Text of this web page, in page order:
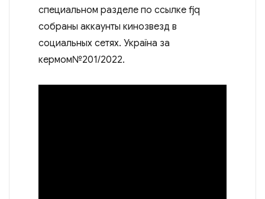
специальном разделе по ссылке fjq
собраны аккаунты кинозвезд в
социальных сетях. Україна за
кермом№201/2022.